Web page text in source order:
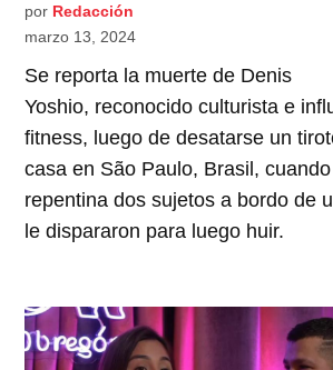
por Redacción
marzo 13, 2024
Se reporta la muerte de Denis
Yoshio, reconocido culturista e
fitness, luego de desatarse un
casa en São Paulo, Brasil,
repentina dos sujetos a bordo de
le dispararon para luego huir.